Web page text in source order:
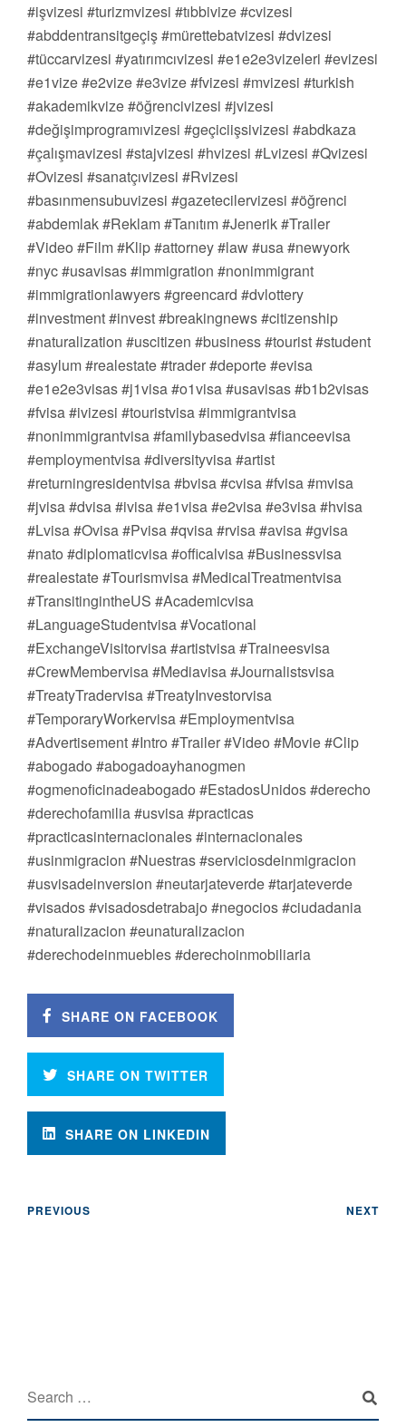
#işvizesi #turizmvizesi #tıbbivize #cvizesi
#abddentransitgeçiş #mürettebatvizesi #dvizesi
#tüccarvizesi #yatırımcıvizesi #e1e2e3vizeleri #evizesi
#e1vize #e2vize #e3vize #fvizesi #mvizesi #turkish
#akademikvize #öğrencivizesi #jvizesi
#değişimprogramıvizesi #geçiciişsivizesi #abdkaza
#çalışmavizesi #stajvizesi #hvizesi #Lvizesi #Qvizesi
#Ovizesi #sanatçıvizesi #Rvizesi
#basınmensubuvizesi #gazetecilervizesi #öğrenci
#abdemlak #Reklam #Tanıtım #Jenerik #Trailer
#Video #Film #Klip #attorney #law #usa #newyork
#nyc #usavisas #immigration #nonimmigrant
#immigrationlawyers #greencard #dvlottery
#investment #invest #breakingnews #citizenship
#naturalization #uscitizen #business #tourist #student
#asylum #realestate #trader #deporte #evisa
#e1e2e3visas #j1visa #o1visa #usavisas #b1b2visas
#fvisa #ivizesi #touristvisa #immigrantvisa
#nonimmigrantvisa #familybasedvisa #fianceevisa
#employmentvisa #diversityvisa #artist
#returningresidentvisa #bvisa #cvisa #fvisa #mvisa
#jvisa #dvisa #ivisa #e1visa #e2visa #e3visa #hvisa
#Lvisa #Ovisa #Pvisa #qvisa #rvisa #avisa #gvisa
#nato #diplomaticvisa #officalvisa #Businessvisa
#realestate #Tourismvisa #MedicalTreatmentvisa
#TransitingintheUS #Academicvisa
#LanguageStudentvisa #Vocational
#ExchangeVisitorvisa #artistvisa #Traineesvisa
#CrewMembervisa #Mediavisa #Journalistsvisa
#TreatyTradervisa #TreatyInvestorvisa
#TemporaryWorkervisa #Employmentvisa
#Advertisement #Intro #Trailer #Video #Movie #Clip
#abogado #abogadoayhanogmen
#ogmenoficinadeabogado #EstadosUnidos #derecho
#derechofamilia #usvisa #practicas
#practicasinternacionales #internacionales
#usinmigracion #Nuestras #serviciosdeinmigracion
#usvisadeinversion #neutarjateverde #tarjateverde
#visados #visadosdetrabajo #negocios #ciudadania
#naturalizacion #eunaturalizacion
#derechodeinmuebles #derechoinmobiliaria
SHARE ON FACEBOOK
SHARE ON TWITTER
SHARE ON LINKEDIN
PREVIOUS NEXT